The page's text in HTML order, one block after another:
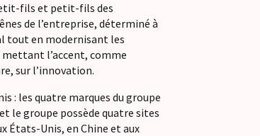
fils et petit-fils des
de l’entreprise, déterminé à
tout en modernisant les
l’accent, comme
sur l’innovation.
: les quatre marques du groupe
le groupe possède quatre sites
États-Unis, en Chine et aux